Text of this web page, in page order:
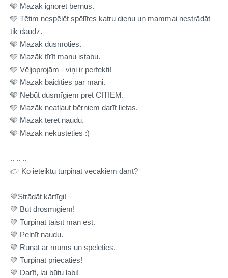
🩵 Mazāk ignorēt bērnus.
🩵 Tētim nespēlēt spēlītes katru dienu un mammai nestrādāt
tik daudz.
🩵 Mazāk dusmoties.
🩵 Mazāk tīrīt manu istabu.
🩵 Vēljoprojām - viņi ir perfekti!
🩵 Mazāk baidīties par mani.
🩵 Nebūt dusmīgiem pret CITIEM.
🩵 Mazāk neatļaut bērniem darīt lietas.
🩵 Mazāk tērēt naudu.
🩵 Mazāk nekustēties :)
.. .. ..
👉 Ko ieteiktu turpināt vecākiem darīt?
💛Strādāt kārtīgi!
💛 Būt drosmīgiem!
💛 Turpināt taisīt man ēst.
💛 Pelnīt naudu.
💛 Runāt ar mums un spēlēties.
💛 Turpināt priecāties!
💛 Darīt, lai būtu labi!